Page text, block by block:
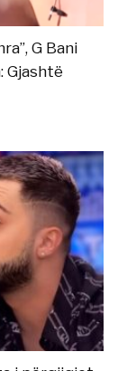
G Bani
Gjashtë